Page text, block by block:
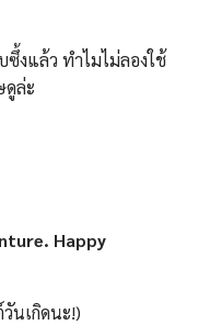
ซึ้งแล้ว ทำไมไม่ลองใช้
ดูล่ะ
Happy
นเกิดนะ!)